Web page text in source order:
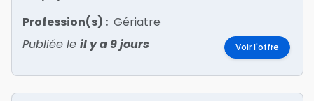
Profession(s) : Gériatre
Publiée le il y a 9 jours Voir l'offre